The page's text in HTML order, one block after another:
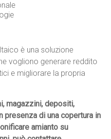
è una soluzione
vogliono generare reddito
e migliorare la propria
magazzini, depositi,
presenza di una copertura in
amianto su